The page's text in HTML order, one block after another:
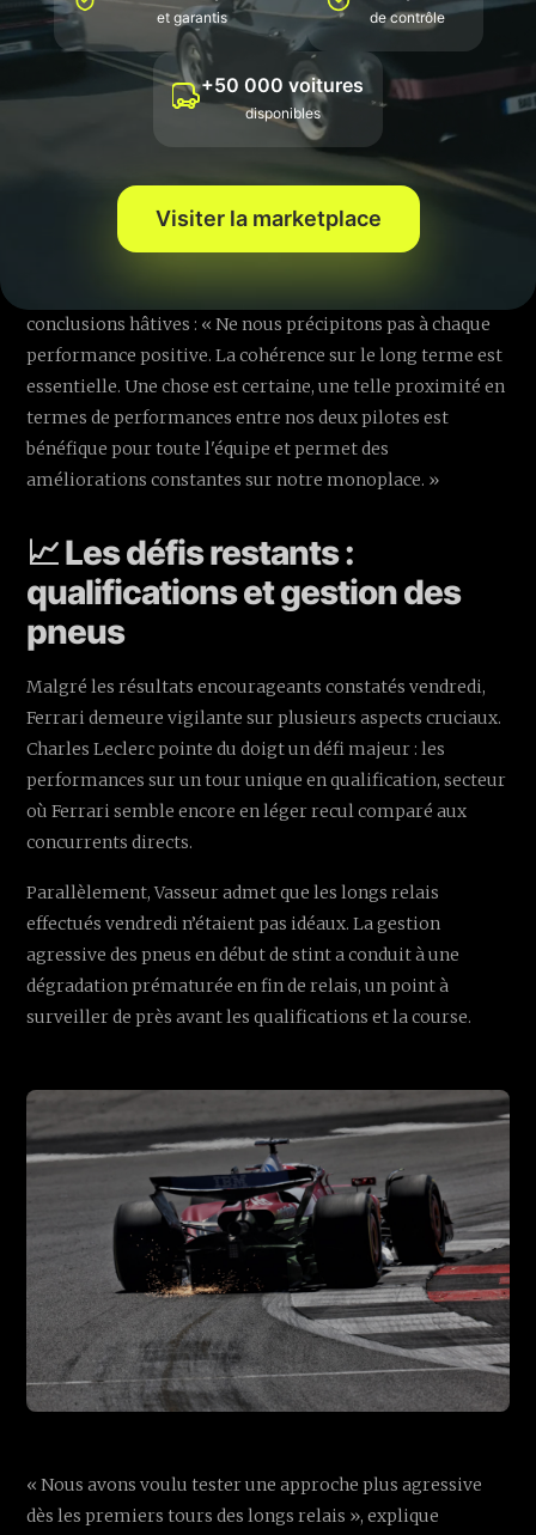
conclusions hâtives : « Ne nous précipitons pas à chaque
performance positive. La cohérence sur le long terme est
essentielle. Une chose est certaine, une telle proximité en
termes de performances entre nos deux pilotes est
bénéfique pour toute l'équipe et permet des
améliorations constantes sur notre monoplace. »
📈 Les défis restants :
qualifications et gestion des
pneus
Malgré les résultats encourageants constatés vendredi,
Ferrari demeure vigilante sur plusieurs aspects cruciaux.
Charles Leclerc pointe du doigt un défi majeur : les
performances sur un tour unique en qualification, secteur
où Ferrari semble encore en léger recul comparé aux
concurrents directs.
Parallèlement, Vasseur admet que les longs relais
effectués vendredi n’étaient pas idéaux. La gestion
agressive des pneus en début de stint a conduit à une
dégradation prématurée en fin de relais, un point à
surveiller de près avant les qualifications et la course.
« Nous avons voulu tester une approche plus agressive
dès les premiers tours des longs relais », explique
et garantis de contrôle
+50 000 voitures
disponibles
Visiter la marketplace